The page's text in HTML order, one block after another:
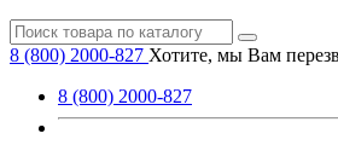
8 (800) 2000-827 Хотите, мы Вам
8 (800) 2000-827